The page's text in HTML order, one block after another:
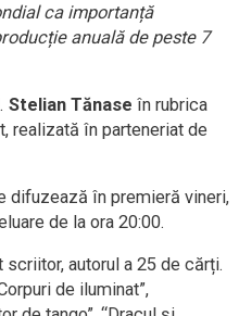
ca importanță
anuală de peste 7
Stelian Tănase în rubrica
realizată în parteneriat de
difuzează în premieră vineri,
de la ora 20:00.
scriitor, autorul a 25 de cărți.
de iluminat”,